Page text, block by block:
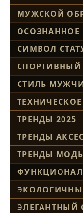
МУЖСКОЙ
ОСОЗНАННОЕ
СИМВОЛ
СПОРТИВНЫЙ
СТИЛЬ
ТРЕНДЫ 2025
ТРЕНДЫ
ТРЕНДЫ
ЭЛЕГАНТНЫЙ